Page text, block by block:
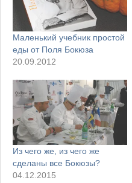
Маленький учебник простой
еды от Поля Бокюза
20.09.2012
Из чего же, из чего же
сделаны все Бокюзы?
04.12.2015